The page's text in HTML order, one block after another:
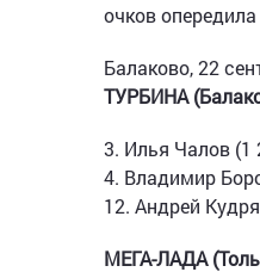
очков
Балаково, 22
ТУРБИНА
3. Илья Чалов (1
4. Владимир
12. Андрей
МЕГА-ЛАДА